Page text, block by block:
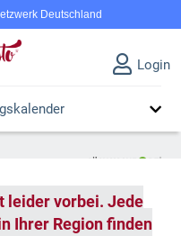
Deutschland
Login
leider vorbei. Jede
Ihrer Region finden